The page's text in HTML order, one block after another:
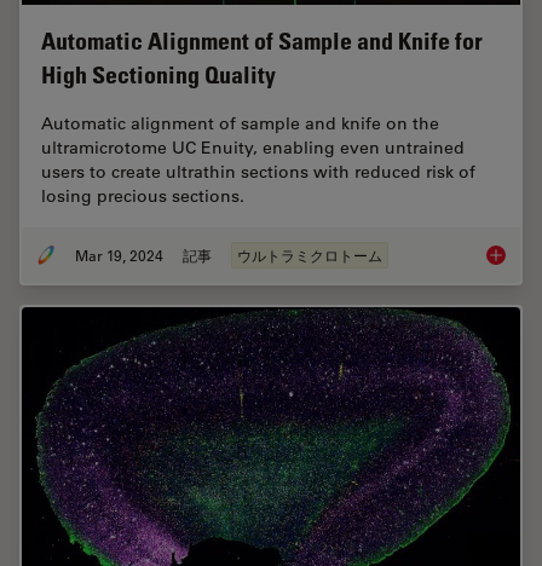
Automatic Alignment of Sample and Knife for
High Sectioning Quality
Automatic alignment of sample and knife on the
ultramicrotome UC Enuity, enabling even untrained
users to create ultrathin sections with reduced risk of
losing precious sections.
Mar 19, 2024 記事 ウルトラミクロトーム